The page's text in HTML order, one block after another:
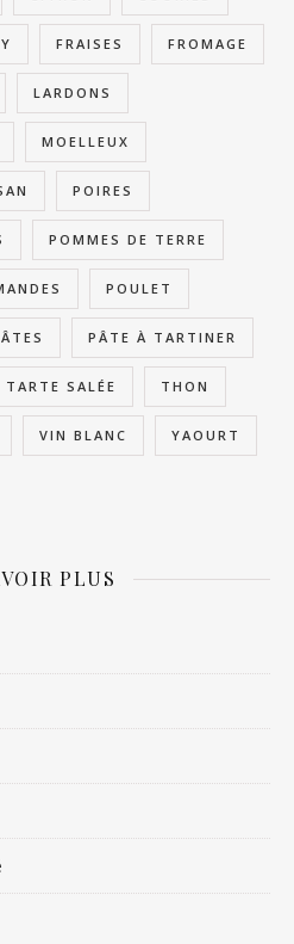
FRAISES FROMAGE
LARDONS
MOELLEUX
POIRES
POMMES DE TERRE
POULET
PÂTE À TARTINER
TARTE SALÉE THON
VIN BLANC YAOURT
PLUS